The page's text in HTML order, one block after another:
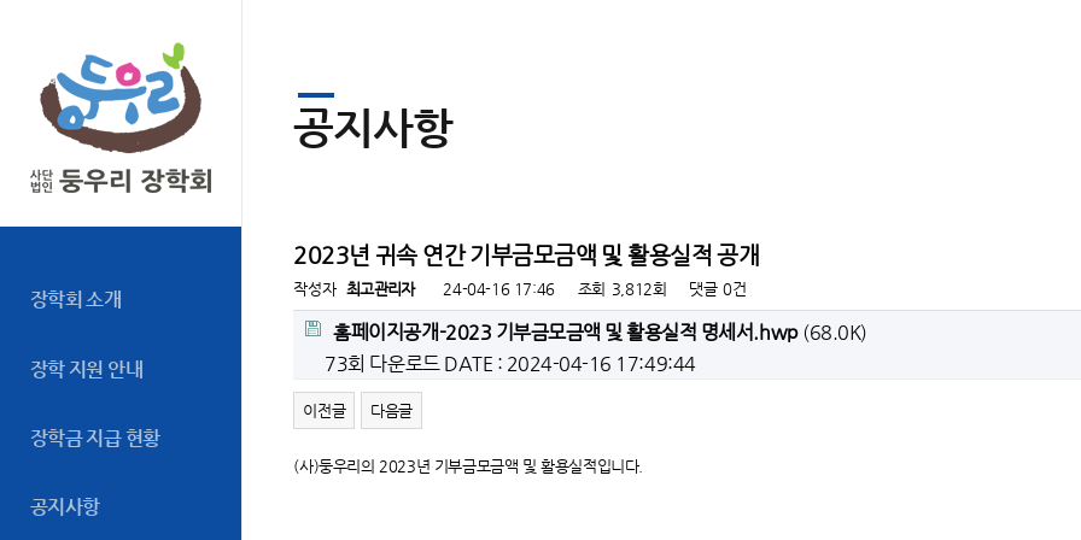
장학회 소개
장학 지원 안내
장학금 지급 현황
공지사항
공지사항
2023년 귀속 연간 기부금모금액 및 활용실적 공개
작성자 최고관리자 24-04-16 17:46 조회 3,812회 댓글 0건
홈페이지공개-2023 기부금모금액 및 활용실적 명세서.hwp(68.0K)
73회 다운로드 DATE : 2024-04-16 17:49:44
이전글 다음글
(사)둥우리의 2023년 기부금모금액 및 활용실적입니다.